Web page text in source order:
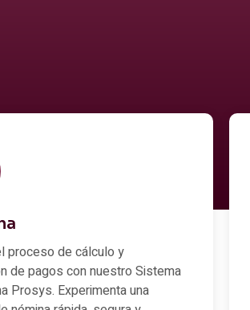
proceso de cálculo y
de pagos con nuestro Sistema
Prosys. Experimenta una